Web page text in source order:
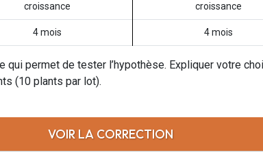
croissance
croissance
4 mois 4 mois
qui permet de tester l’hypothèse. Expliquer votre
(10 plants par lot).
VOIR LA CORRECTION